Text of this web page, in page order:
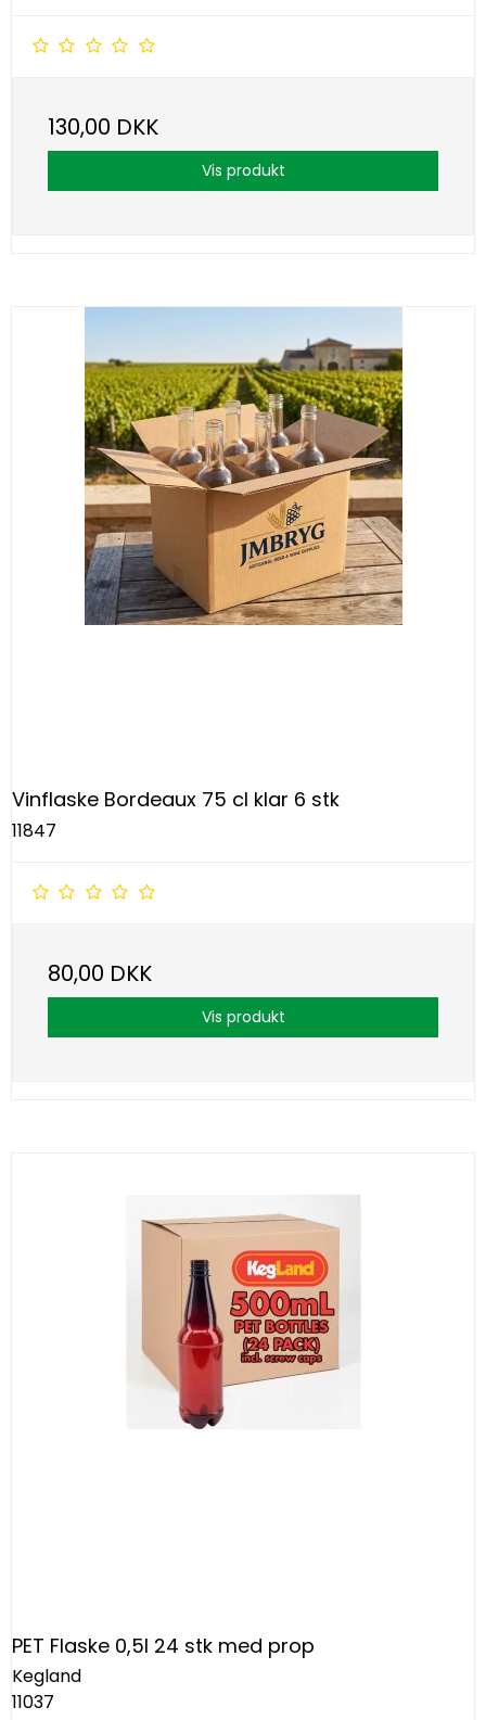
130,00 DKK
Vis produkt
Vinflaske Bordeaux 75 cl klar 6 stk
11847
80,00 DKK
Vis produkt
PET Flaske 0,5l 24 stk med prop
Kegland
11037